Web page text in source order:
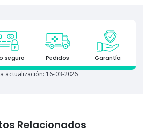
seguro Pedidos Garantía
actualización: 16-03-2026
Relacionados